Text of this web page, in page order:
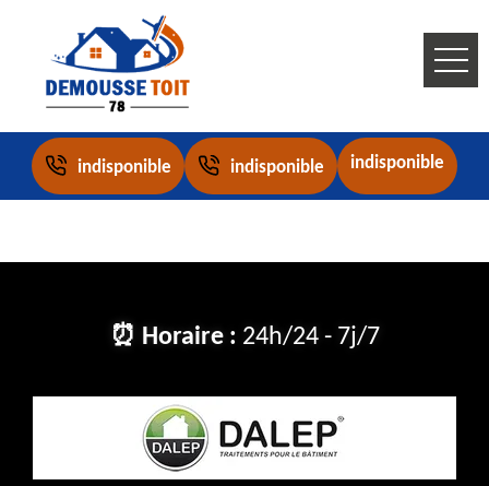
indisponible indisponible indisponible
⏰ Horaire : 24h/24 - 7j/7